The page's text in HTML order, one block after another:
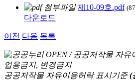
제10-09호.pdf
다운로드
이전 다음 목록
공공저작물 자유이용허락 표시기준 (